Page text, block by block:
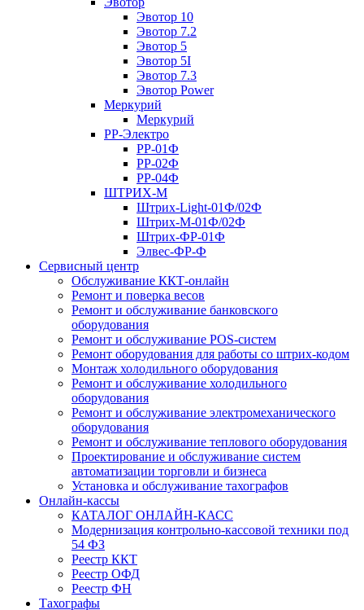
Эвотор 10
Эвотор 7.2
Эвотор 5
Эвотор 5I
Эвотор 7.3
Эвотор Power
Меркурий
Меркурий
РР-Электро
РР-01Ф
РР-02Ф
РР-04Ф
ШТРИХ-М
Штрих-Light-01Ф/02Ф
Штрих-М-01Ф/02Ф
Штрих-ФР-01Ф
Элвес-ФР-Ф
Сервисный центр
Обслуживание ККТ-онлайн
Ремонт и поверка весов
Ремонт и обслуживание банковского
оборудования
Ремонт и обслуживание POS-систем
Ремонт оборудования для работы со штрих-кодом
Монтаж холодильного оборудования
Ремонт и обслуживание холодильного
оборудования
Ремонт и обслуживание электромеханического
оборудования
Ремонт и обслуживание теплового оборудования
Проектирование и обслуживание систем
автоматизации торговли и бизнеса
Установка и обслуживание тахографов
Онлайн-кассы
КАТАЛОГ ОНЛАЙН-КАСС
Модернизация контрольно-кассовой техники под
54 ФЗ
Реестр ККТ
Реестр ОФД
Реестр ФН
Тахографы